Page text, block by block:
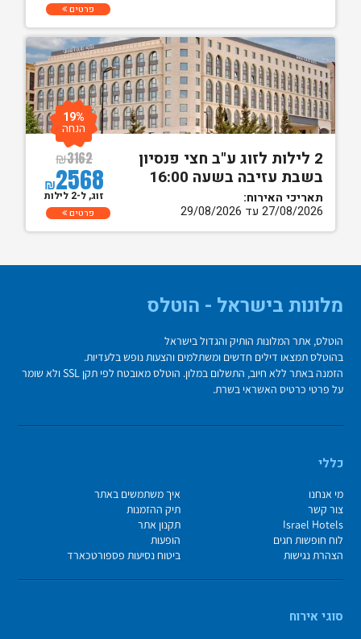
פרטים
2 לילות לזוג ע"ב חצי פנסיון
בשבת עזיבה בשעה 16:00
תאריכי האירוח:
27/08/2026 עד 29/08/2026
₪3162
₪2568
19%
הנחה
זוג, ל-2 לילות
פרטים
מלונות בישראל - הוטלס
הוטלס, אתר המלונות הותיק והגדול בישראל
בהוטלס תמצאו דילים חדשים ומשתלמים והצעות נופש בלעדיות.
הזמנה באתר ללא חיוב, התשלום במלון. הוטלס מאובטח לפי תקן SSL ולא שומר
על פרטי כרטיס האשראי בשרת.
כללי
מי אנחנו
איך משתמשים באתר
צור קשר
תיק ההזמנות
Israel Hotels
תקנון אתר
לוח חופשות חגים
הופעות
הצהרת נגישות
ביטוח נסיעות פספורטכארד
סוגי אירוח